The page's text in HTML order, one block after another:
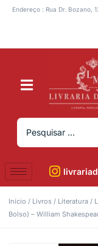
Endereço : Rua Dr. Bozano,
Início / Livros / Literatura /
Bolso) – William